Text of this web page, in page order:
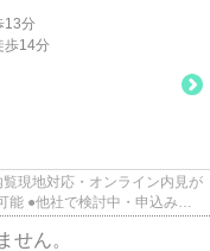
13分
歩14分
現地対応・オンライン内見が
能 ●他社で検討中・申込み済
せん。